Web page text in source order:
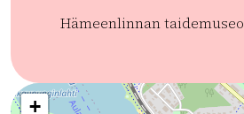
Hämeenlinnan taidemuseo
+